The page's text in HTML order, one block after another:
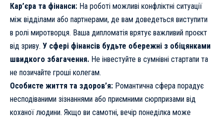
Кар’єра та фінанси: На роботі можливі конфліктні ситуації
між відділами або партнерами, де вам доведеться виступити
в ролі миротворця. Ваша дипломатія врятує важливий проєкт
від зриву. У сфері фінансів будьте обережні з обіцянками
швидкого збагачення. Не інвестуйте в сумнівні стартапи та
не позичайте гроші колегам.
Особисте життя та здоров’я: Романтична сфера порадує
несподіваними зізнаннями або приємними сюрпризами від
коханої людини. Якщо ви самотні, вечір понеділка може